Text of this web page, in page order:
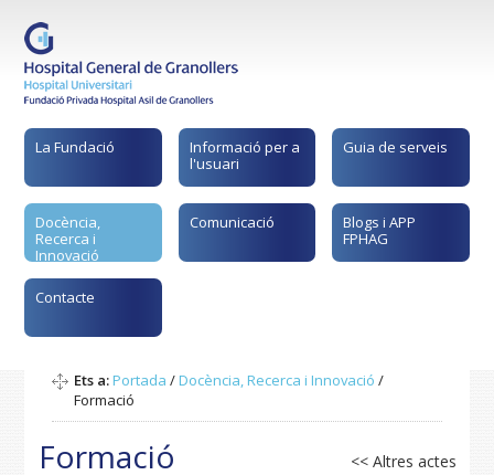
La Fundació
Informació per a
l'usuari
Guia de serveis
Docència,
Recerca i
Innovació
Comunicació
Blogs i APP
FPHAG
Contacte
Ets a:Portada /Docència, Recerca i Innovació /
Formació
Formació << Altres actes